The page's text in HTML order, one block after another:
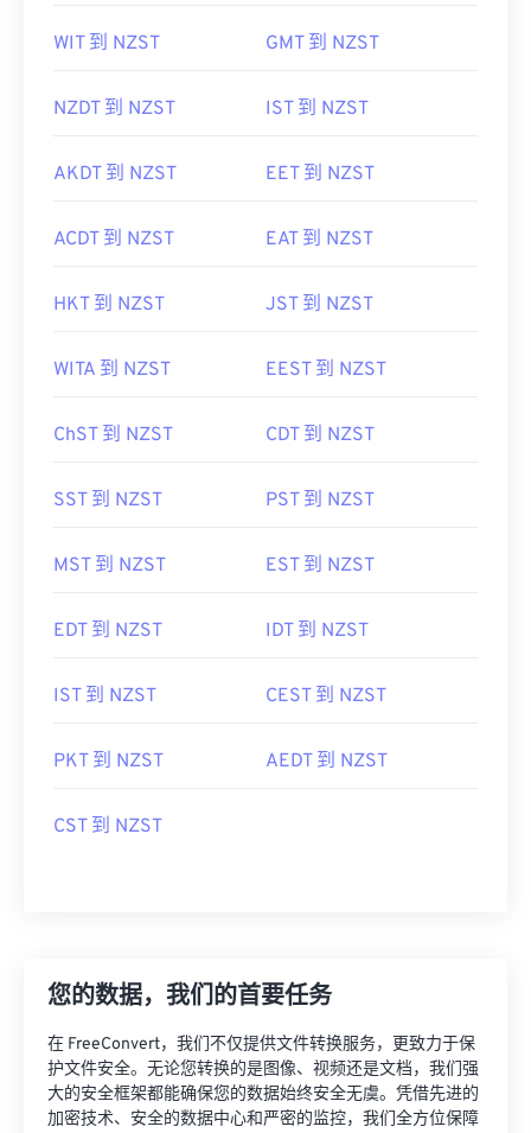
WIT 到 NZST GMT 到 NZST
NZDT 到 NZST IST 到 NZST
AKDT 到 NZST EET 到 NZST
ACDT 到 NZST EAT 到 NZST
HKT 到 NZST JST 到 NZST
WITA 到 NZST EEST 到 NZST
ChST 到 NZST CDT 到 NZST
SST 到 NZST PST 到 NZST
MST 到 NZST EST 到 NZST
EDT 到 NZST IDT 到 NZST
IST 到 NZST CEST 到 NZST
PKT 到 NZST AEDT 到 NZST
CST 到 NZST
您的数据，我们的首要任务
在 FreeConvert，我们不仅提供文件转换服务，更致力于保
护文件安全。无论您转换的是图像、视频还是文档，我们强
大的安全框架都能确保您的数据始终安全无虞。凭借先进的
加密技术、安全的数据中心和严密的监控，我们全方位保障